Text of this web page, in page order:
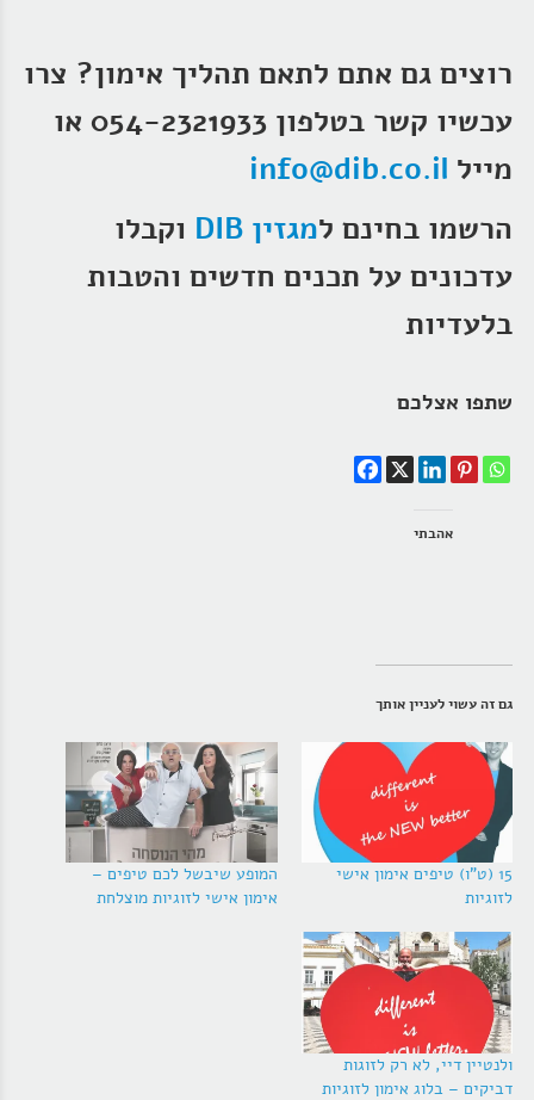
רוצים גם אתם לתאם תהליך אימון? צרו
עכשיו קשר בטלפון 054-2321933 או
מייל info@dib.co.il
הרשמו בחינם למגזין DIB
וקבלו
עדכונים על תכנים חדשים והטבות
בלעדיות
שתפו אצלכם
אהבתי
גם זה עשוי לעניין אותך
15 (ט"ו) טיפים אימון אישי
לזוגיות
המופע שיבשל לכם טיפים –
אימון אישי לזוגיות מוצלחת
ולנטיין דיי, לא רק לזוגות
דביקים – בלוג אימון לזוגיות